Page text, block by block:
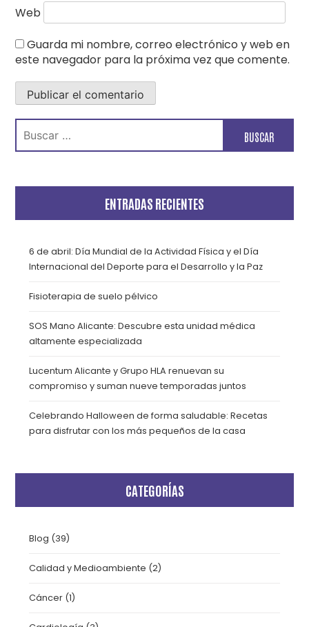
Web
Guarda mi nombre, correo electrónico y web en
este navegador para la próxima vez que comente.
Buscar:
ENTRADAS RECIENTES
6 de abril: Día Mundial de la Actividad Física y el Día
Internacional del Deporte para el Desarrollo y la Paz
Fisioterapia de suelo pélvico
SOS Mano Alicante: Descubre esta unidad médica
altamente especializada
Lucentum Alicante y Grupo HLA renuevan su
compromiso y suman nueve temporadas juntos
Celebrando Halloween de forma saludable: Recetas
para disfrutar con los más pequeños de la casa
CATEGORÍAS
Blog (39)
Calidad y Medioambiente (2)
Cáncer (1)